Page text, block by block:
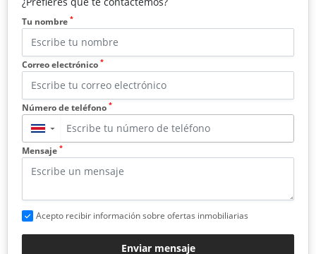
Tu nombre *
Correo electrónico *
Número de teléfono *
▼
Mensaje *
Acepto recibir información sobre ofertas inmobiliarias
Enviar mensaje